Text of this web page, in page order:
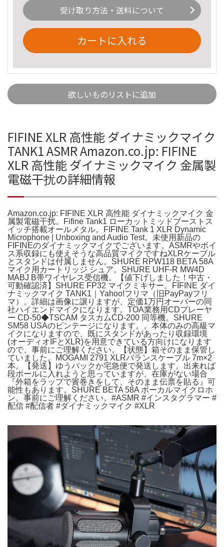
受け取り方法・送料について
カートに入れる
欲しいものリストに追加
FIFINE XLR 高性能 ダイナミックマイク
TANK1 ASMR Amazon.co.jp: FIFINE
XLR 高性能 ダイナミックマイク 金属製
電磁干扰の詳細情報
Amazon.co.jp: FIFINE XLR 高性能 ダイナミックマイク 金
属製電磁干扰。Fifine Tank1 ローカットミッドブーストス
イッチ搭載オールメタル。FIFINE Tank 1 XLR Dynamic
Microphone | Unboxing and Audio Test。未使用新品の
FIFINEのダイナミックマイクでございます。ASMRやボイ
ス系収録にも使えそうな高品質マイクですねXLRケーブル
とスタンドは付属しません。SHURE RPW118 BETA 58A
マイク用カートリッジ シュア。SHURE UHF-R MW4D
MABJ B帯ワイヤレス受信機。【値下げしました！中古・
可動確認済】SHURE FP32 マイクミキサー。FIFINE ダイ
ナミックマイク TANK1｜Yahoo!フリマ（旧PayPayフリ
マ）。詳細は画像に譲りますが、定価1万円オーバーの同
社ハイエンドマイクになります。TOA業務用CDプレーヤ
ー CD-50◆TSCAM タスカムCD-200 同等機。SHURE
SM58 USAのビンテージになります。。本体のみの高級マ
イクになりますので、既にスタンドがあったり収録環境
(オーディオIFとXLR)を用意できている方向けになります
ので、事前にご理解ください。【状態】箱そのまま保管し
ていました。MOGAMI 2791 XLRバランスケーブル 7m×2
本。【発送】ゆうパックか宅急便で発送します。出来れば
段ボールに入れようと思っていますが、在庫がない場合
『外箱をラップで簀巻きをして、そのまま伝票を貼る』可
能性もあります。SHURE BETA 58A ボーカルマイクロホ
ン。事前にご理解ください。#ASMR #インスタグラマー #
配信 #配信者 #ダイナミックマイク #XLR